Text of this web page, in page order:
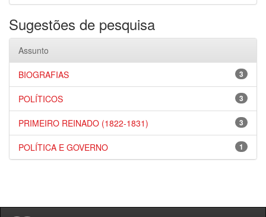
Sugestões de pesquisa
Assunto
3
BIOGRAFIAS
3
POLÍTICOS
3
PRIMEIRO REINADO (1822-1831)
1
POLÍTICA E GOVERNO